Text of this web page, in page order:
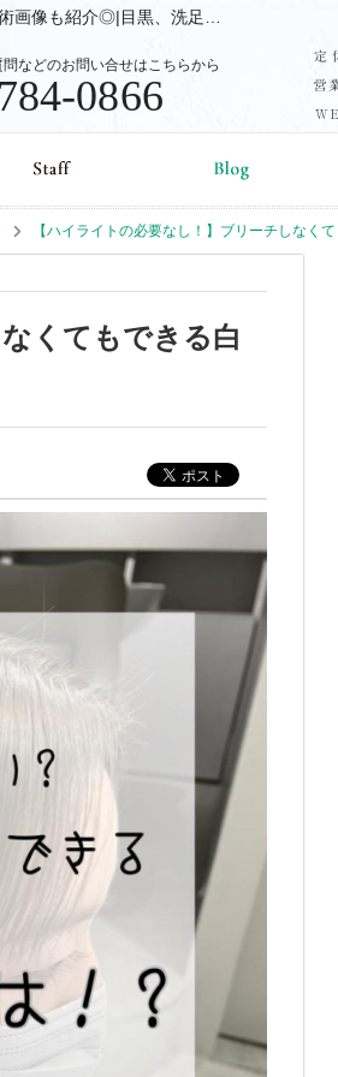
などのお問い合せはこちらから
0866
【ハイライトの必要なし！】ブリーチしなく
くてもできる白